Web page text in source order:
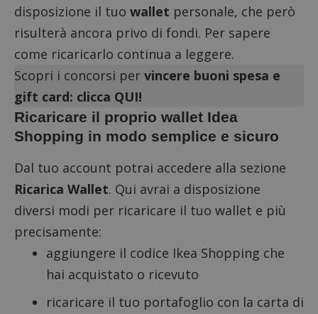
disposizione il tuo wallet personale, che però
risulterà ancora privo di fondi. Per sapere
come ricaricarlo continua a leggere.
Scopri i concorsi per vincere buoni spesa e
gift card: clicca QUI!
Ricaricare il proprio wallet Idea
Shopping in modo semplice e sicuro
Dal tuo account potrai accedere alla sezione
Ricarica Wallet. Qui avrai a disposizione
diversi modi per ricaricare il tuo wallet e più
precisamente:
aggiungere il codice Ikea Shopping che
hai acquistato o ricevuto
ricaricare il tuo portafoglio con la carta di